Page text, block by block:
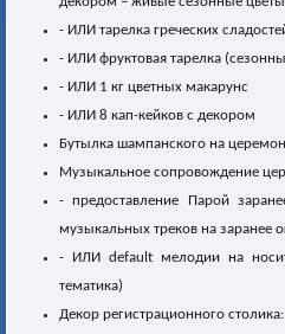
- ИЛИ тарелка греческих
- ИЛИ фруктовая тарелка
- ИЛИ 1 кг цветных макарунс
- ИЛИ 8 кап-кейков с декором
Бутылка шампанского на
Музыкальное сопровождение
- предоставление Парой
музыкальных треков на заранее
- ИЛИ default мелодии на
тематика)
Декор регистрационного